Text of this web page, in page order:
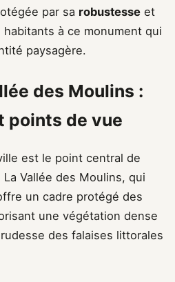
par sa robustesse et
habitants à ce monument qui
paysagère.
des Moulins :
points de vue
est le point central de
Vallée des Moulins, qui
un cadre protégé des
une végétation dense
des falaises littorales